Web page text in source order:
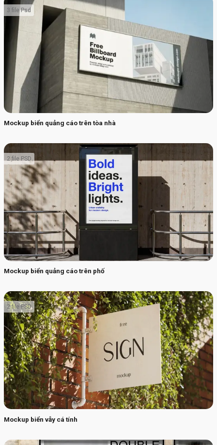
Mockup biển quảng cáo trên tòa nhà
3 file Psd
Mockup biển quảng cáo trên phố
2 file PSD
Mockup biển vẫy cá tính
2 file PSD